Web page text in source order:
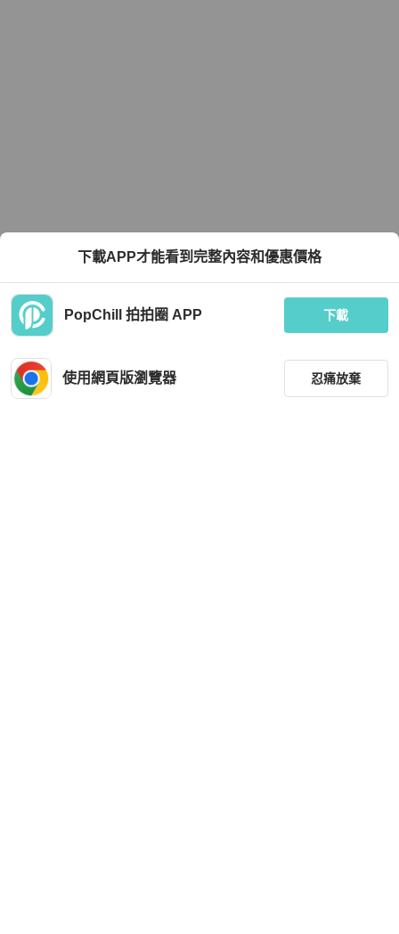
下載APP才能看到完整內容和優惠價格
PopChill 拍拍圈 APP 下載
使用網頁版瀏覽器 忍痛放棄